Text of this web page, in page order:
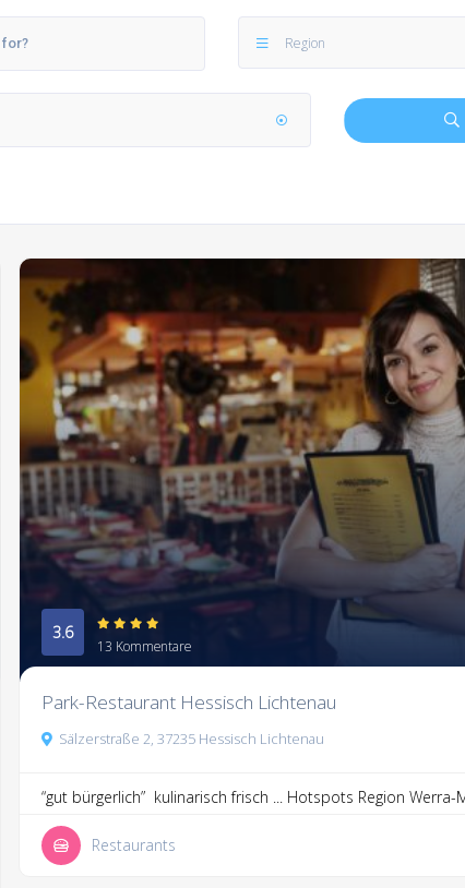
Region
3.6
13 Kommentare
Park-Restaurant Hessisch Lichtenau
Sälzerstraße 2, 37235 Hessisch Lichtenau
“gut bürgerlich” kulinarisch frisch ... Hotspots Region Werra-
Restaurants